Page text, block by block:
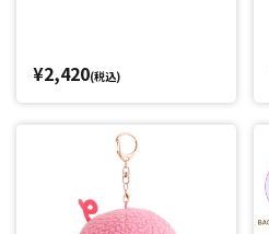
¥2,420(税込)